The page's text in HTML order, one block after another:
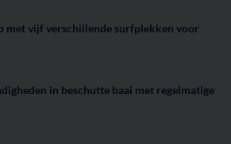
met vijf verschillende surfplekken voor
in beschutte baai met regelmatige